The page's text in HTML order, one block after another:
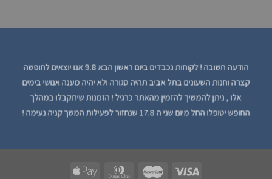
הודעה חשובה ! לקוחות נכבדים ביום ראשון הבא 9.8 אנו יוצאים לחופשה
קצרה וחנות השעונים בתל אביב תהיה סגורה ולא יהיה מענה אנושי בימים
אלו , ניתן להמשיך להזמין מהאתר כרגיל ! הזמנות שיתקבלו במהלך
החופש יטופלו החל מיום שני ה 17.8 שנחזור לפעילות המשך קניה נעימה !